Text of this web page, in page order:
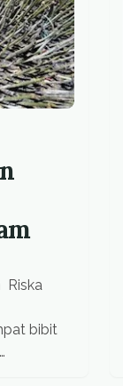
Riska
bibit